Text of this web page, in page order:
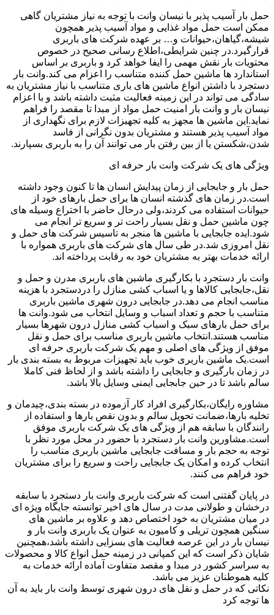
حمل بار آسیب پذیر با نیسان وانت با توجه به نیاز مشتریان گاهی
ممکن است حمل مواد غذایی و مواد آسیب پذیر همچون
شیشه،گیاهان،حیوانات و… بر عهده شرکت های باربری
قرارگیرد.در چنین شرایطی،اطلاع رسانی صحیح در خصوص
محتویات بار نقش مهمی را ایفا خواهد کرد و باربری بر اساس
استاندارد ها ماشین حمل کننده متناسب را اعزام می کند.وانت بار
دستجرد با داشتن انواع ماشین های باری متناسب با نیاز مشتریان به
سادگی می تواند در این زمینه فعالیت مثبت داشته باشد و با اعزام
نیسان بار و وانت بار امنیت حمل مواد از مبدا تا مقصد را فراهم
نماید.این ماشین ها مجهز به کلیه تجهیزات لازم برای نگهداری از
مواد آسیب پذیر هستند و مشتریان بدون نگرانی از فاسد
شدن،شکستن یا از بین رفتن بار می توانند آن را به باربری بسپارند.
ویژگی های یک شرکت وانت بار حرفه ای
حمل بار و جابجایی از زمان پیدایش انسان ها تا کنون وجود داشته
است.در زمان های گذشته انسان ها برای حمل بارهای خود از
حیوانات استفاده می کردند،ولی درحال حاضر با اختراع وسیله های
چون ماشین حمل و نقل بسیار راحت تر و سریع تر انجام می
شود.ایده جابجایی با ماشین ها منجر به تاسیس شرکت های حمل و
نقل امروزی شد.در طی سال های شرکت های باربری همواره با
ارائه خدمات بهتر به مشتریان خود به رقابت پرداخته اند.
وانت بار دستجرد با بکارگیری ماشین های باربری مدرن و حمل و
نقل،جابجایی کالاها و یا اسباب کشی منازل را دردستجرد با هزینه
مناسب انجام می دهد.در جابجایی درون شهری ماشین باربری
متناسب با حجم و تعداد اسباب و وسایل انتخاب می شود.وانت ها
برای حمل بارهای سبک و اسباب کشی منازل درون شهرها بسیار
مناسب هستند.انتخاب ماشین باربری مناسب برای حمل و نقل
موفق از ویژگی های اصلی و مهم یک شرکت باربری حرفه ای
است.یک ماشین باربری خوب باید تجهیزات مربوط به بسته بندی بار
در زمان بارگیری و جابجایی را داشته باشد و از لحاظ فنی کاملا
سالم باشد تا در حین جابجایی ایمنی وسایل بالا باشد.
مشاوره رایگان،بکارگیری افراد کار آزموده در بسته بندی،چیدمان و
تخلیه بارها،ضمانت تحویل سالم و بدون نقص بارها و استفاده از
رانندگان با سابقه هم از ویژگی های یک شرکت باربری موفق
است.مشاورین وانت بار دستجرد با حضور در محل مورد نظر با
توجه به حجم بار و مسافت جابجایی ماشین باربری مناسب را
انتخاب کرده و امکان یک جابجایی راحت و سریع را برای مشتریان
خود فراهم می کنند.
در پایان گفتنی است که شرکت باربری وانت بار دستجرد با سابقه
درخشان و طولانی مدت در سال های اخیر توانسته جایگاه ویژه ای
در میان مشتریان به خود اختصاص دهد و علاوه بر ماشین های
سنگین همچون تریلی و کامیون به عنوان یک باربری وانت بار و
نیسان بار در این عرصه فعالیت های بسزایی داشته باشد،همچنین
شایان ذکر است که این کمپانی در زمینه حمل انواع کالا و محصولات
به سراسر کشور در مبدا و مقصد متفاوت آماده ارائه خدمات به
کلیه هموطنان عزیز می باشد.
نکاتی که در حمل و نقل های درون شهری توسط وانت بار باید به آن
ها توجه کرد